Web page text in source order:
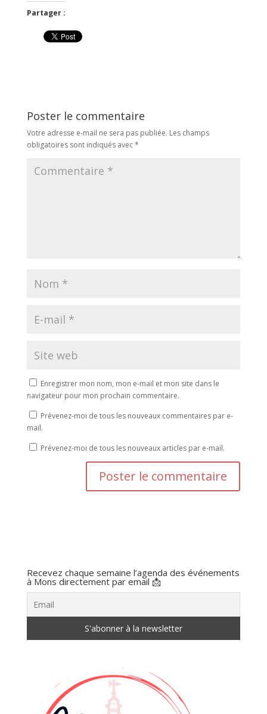
Partager :
Poster le commentaire
Votre adresse e-mail ne sera pas publiée. Les champs
obligatoires sont indiqués avec*
Enregistrer mon nom, mon e-mail et mon site dans le
navigateur pour mon prochain commentaire.
Prévenez-moi de tous les nouveaux commentaires par e-
mail.
Prévenez-moi de tous les nouveaux articles par e-mail.
Recevez chaque semaine l’agenda des événements
à Mons directement par email 📩